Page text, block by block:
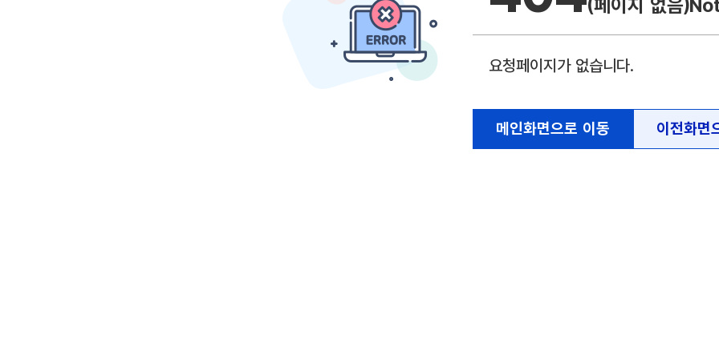
(페이지 없음)
요청페이지가 없습니다.
메인화면으로 이동 이전화면